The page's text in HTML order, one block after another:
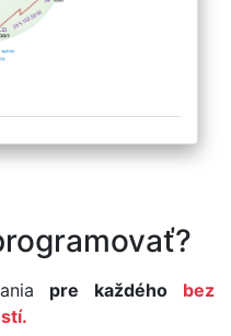
pre každého
bez